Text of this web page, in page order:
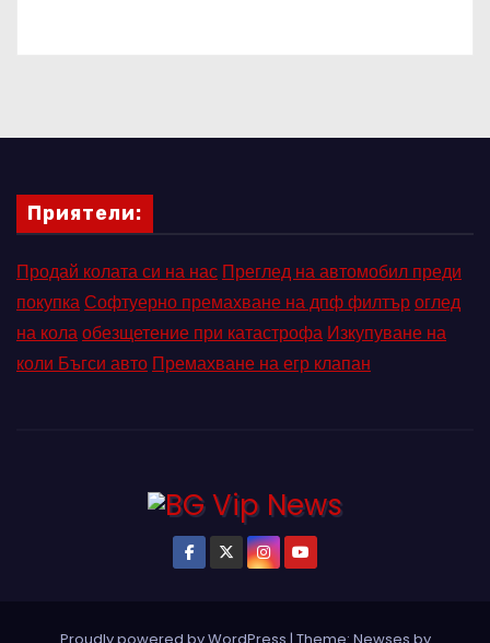
Приятели:
Продай колата си на нас Преглед на автомобил преди
покупкаСофтуерно премахване на дпф филтъроглед
на колаобезщетение при катастрофа Изкупуване на
коли Бъгси авто Премахване на егр клапан